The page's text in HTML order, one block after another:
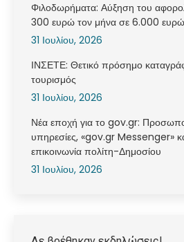
Φιλοδωρήματα: Αύξηση του
300 ευρώ τον μήνα σε 6.000
31 Ιουλίου, 2026
ΙΝΣΕΤΕ: Θετικό πρόσημο
τουρισμός
31 Ιουλίου, 2026
Νέα εποχή για το gov.gr:
υπηρεσίες, «gov.gr Messenger»
επικοινωνία πολίτη-Δημοσίου
31 Ιουλίου, 2026